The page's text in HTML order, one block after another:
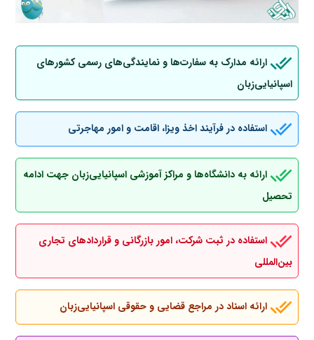
ارائه مدارک به سفارت‌ها و نمایندگی‌های رسمی کشورهای
اسپانیایی‌زبان
استفاده در فرآیند اخذ ویزا، اقامت و امور مهاجرتی
ارائه به دانشگاه‌ها و مراکز آموزشی اسپانیایی‌زبان جهت ادامه
تحصیل
استفاده در ثبت شرکت، امور بازرگانی و قراردادهای تجاری
بین‌المللی
ارائه اسناد در مراجع قضایی و حقوقی اسپانیایی‌زبان